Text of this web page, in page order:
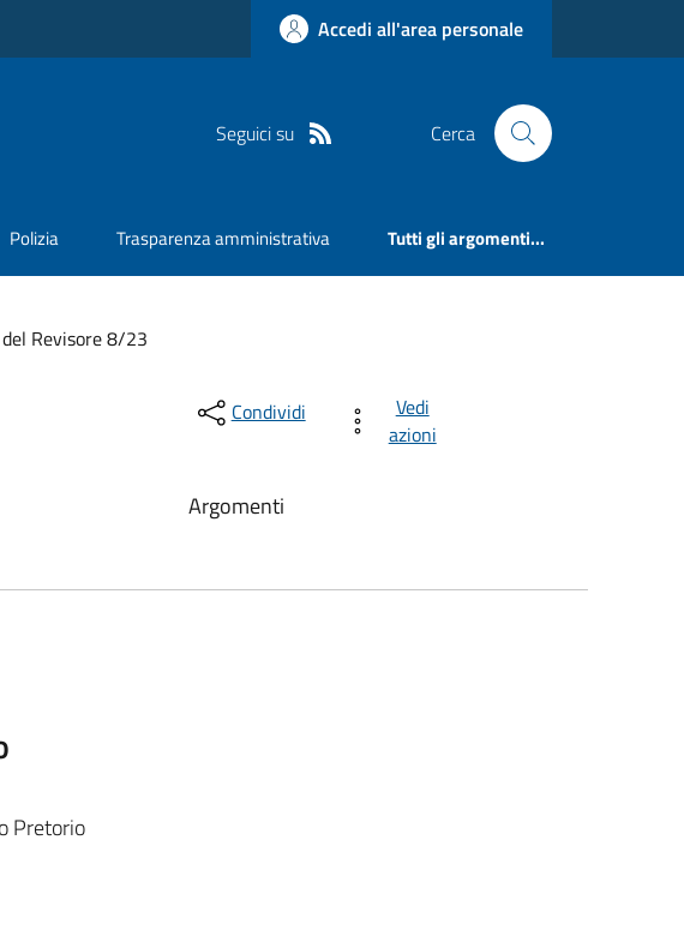
Accedi all'area personale
Seguici su Cerca
Polizia Trasparenza amministrativa Tutti gli argomenti...
Revisore 8/23
Condividi
Vedi
azioni
Argomenti
Pretorio